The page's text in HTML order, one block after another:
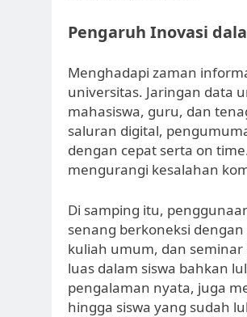
Pengaruh Inovasi
Menghadapi zaman
universitas. Jaringan data
mahasiswa, guru, dan
saluran digital,
dengan cepat serta on
mengurangi kesalahan
Di samping itu,
senang berkoneksi
kuliah umum, dan
luas dalam siswa bahkan
pengalaman nyata, juga
hingga siswa yang sudah